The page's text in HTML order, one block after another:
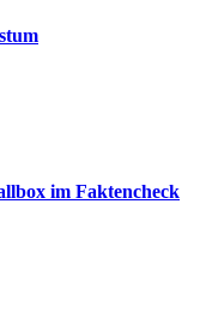
im Faktencheck